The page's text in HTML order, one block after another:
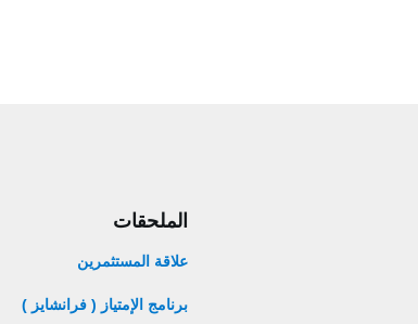
الملحقات
علاقة المستثمرين
برنامج الإمتياز ( فرانشايز )